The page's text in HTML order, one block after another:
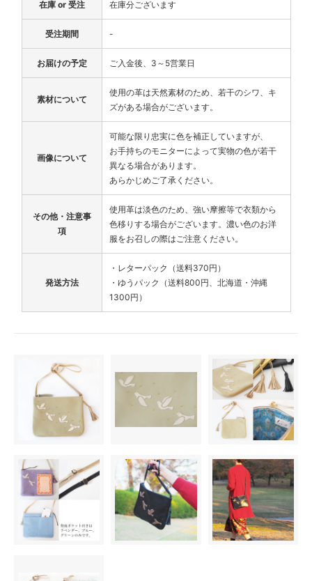
在庫 or 受注 在庫分ございます
受注期間 -
お届けの予定 ご入金後、3～5営業日
素材について
使用の革は天然素材のため、若干のシワ、キ
ズがある場合がございます。
画像について
可能な限り忠実に色を補正していますが、
お手持ちのモニターによって実物の色が若干
異なる場合があります。
あらかじめご了承ください。
その他・注意事
項
使用革は淡色のため、強い摩擦等で衣類から
色移りする場合がございます。濃い色のお洋
服をお召しの際はご注意ください。
発送方法
・レターパック（送料370円）
・ゆうパック（送料800円、北海道・沖縄
1300円）